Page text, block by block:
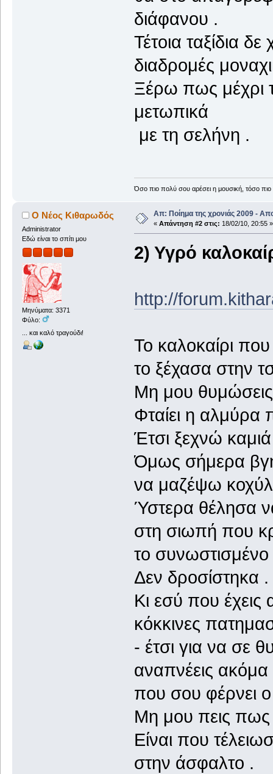
διάφανου .
Τέτοια ταξίδια
διαδρομές
Ξέρω πως μέχρι
μετωπικά
με τη σελήνη .
Όσο πιο πολύ σου αρέσει η μουσική, τόσο
Ο Νέος Κιθαρωδός
Administrator
Εδώ είναι το σπίτι μου
Μηνύματα: 3371
Φύλο:
... και καλό τραγούδι!
Απ: Ποίημα της χρονιάς 2009 -
« Απάντηση #2 στις: 18/02/10, 20:55 »
2) Υγρό
http://
Το καλοκαίρι
το ξέχασα στην
Μη μου θυμώσεις
Φταίει η αλμύρα
Έτσι ξεχνώ
Όμως σήμερα
να μαζέψω
Ύστερα θέλησα
στη σιωπή που
το
Δεν δροσίστηκα .
Κι εσύ που έχεις
κόκκινες
- έτσι για να σε
αναπνέεις ακόμα
που σου φέρνει
Μη μου πεις πως
Είναι που
στην άσφαλτο .